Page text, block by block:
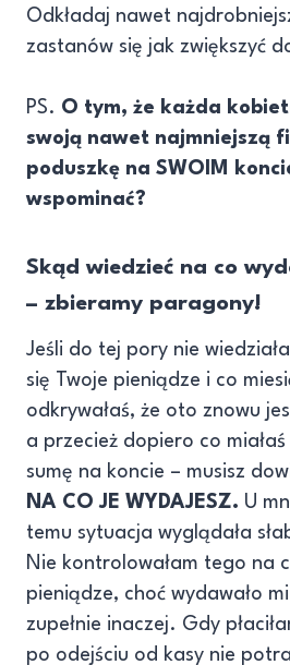
Odkładaj nawet
zastanów się jak zwiększyć
PS. O tym, że każda
swoją nawet najmniejszą
poduszkę na SWOIM
wspominać?
Skąd wiedzieć na co
– zbieramy paragony!
Jeśli do tej pory nie
się Twoje pieniądze i co
odkrywałaś, że oto znowu
a przecież dopiero co miałaś
sumę na koncie – musisz
NA CO JE WYDAJESZ. U
temu sytuacja wyglądała
Nie kontrolowałam tego na
pieniądze, choć wydawało
zupełnie inaczej. Gdy
po odejściu od kasy nie